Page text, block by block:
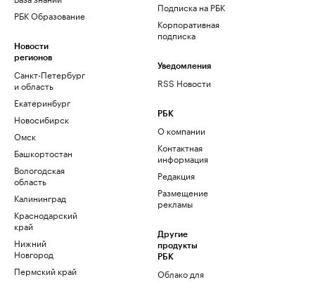
РБК Образование
Новости
регионов
Санкт-Петербург
и область
Екатеринбург
Новосибирск
Омск
Башкортостан
Вологодская
область
Калининград
Краснодарский
край
Нижний
Новгород
Пермский край
Подписка на РБК
Корпоративная
подписка
Уведомления
RSS Новости
РБК
О компании
Контактная
информация
Редакция
Размещение
рекламы
Другие
продукты
РБК
Облако для